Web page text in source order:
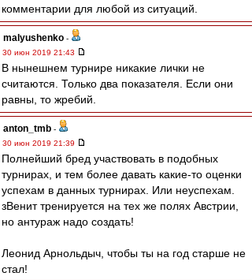
комментарии для любой из ситуаций.
malyushenko -
30 июн 2019 21:43
В нынешнем турнире никакие лички не
считаются. Только два показателя. Если они
равны, то жребий.
anton_tmb -
30 июн 2019 21:39
Полнейший бред участвовать в подобных
турнирах, и тем более давать какие-то оценки
успехам в данных турнирах. Или неуспехам.
зВенит тренируется на тех же полях Австрии,
но антураж надо создать!
Леонид Арнольдыч, чтобы ты на год старше не
стал!